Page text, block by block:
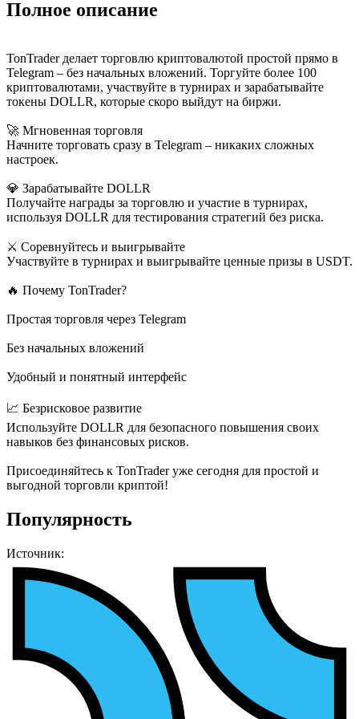
Полное описание
TonTrader делает торговлю криптовалютой простой прямо в
Telegram – без начальных вложений. Торгуйте более 100
криптовалютами, участвуйте в турнирах и зарабатывайте
токены DOLLR, которые скоро выйдут на биржи.
🚀 Мгновенная торговля
Начните торговать сразу в Telegram – никаких сложных
настроек.
💎 Зарабатывайте DOLLR
Получайте награды за торговлю и участие в турнирах,
используя DOLLR для тестирования стратегий без риска.
⚔️ Соревнуйтесь и выигрывайте
Участвуйте в турнирах и выигрывайте ценные призы в USDT.
🔥 Почему TonTrader?
Простая торговля через Telegram
Без начальных вложений
Удобный и понятный интерфейс
📈 Безрисковое развитие
Используйте DOLLR для безопасного повышения своих
навыков без финансовых рисков.
Присоединяйтесь к TonTrader уже сегодня для простой и
выгодной торговли криптой!
Популярность
Источник: